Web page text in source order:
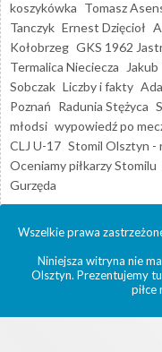
koszykówka Tomasz
Tanczyk Ernest Dzięcioł
Kołobrzeg GKS 1962
Termalica Nieciecza
Sobczak Liczby i fakty
Poznań Radunia Stężyca
młodsi wypowiedź po
CLJ U-17 Stomil Olsztyn -
Oceniamy piłkarzy Stomilu
Gurzęda
Wszelkie prawa
Niniejsza witryna nie
Olsztyn. Prezentujemy
piłce